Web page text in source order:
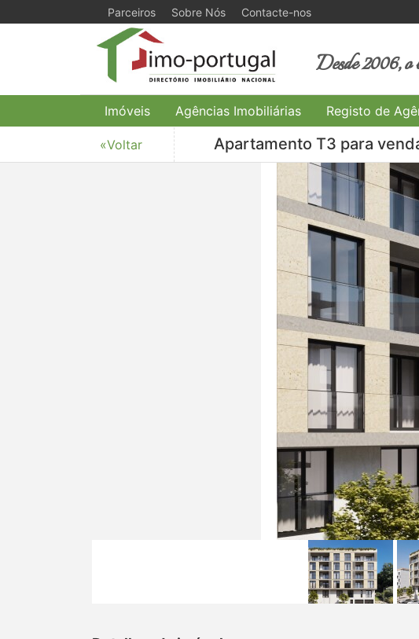
Parceiros Sobre Nós Contacte-nos
Desde 2006,
Imóveis Agências Imobiliárias Registo de
«Voltar Apartamento T3 para